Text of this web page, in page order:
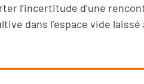
l’incertitude d’une
dans l’espace vide laissé